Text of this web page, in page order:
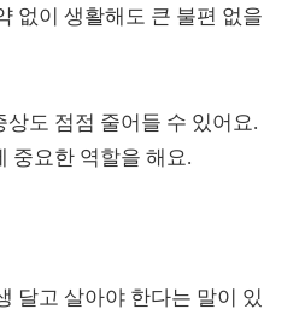
없이 생활해도 큰 불편 없을
도 점점 줄어들 수 있어요.
중요한 역할을 해요.
달고 살아야 한다는 말이 있